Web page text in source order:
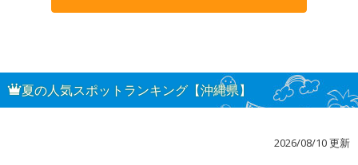
夏の人気スポットランキング【沖縄県】
2026/08/10 更新